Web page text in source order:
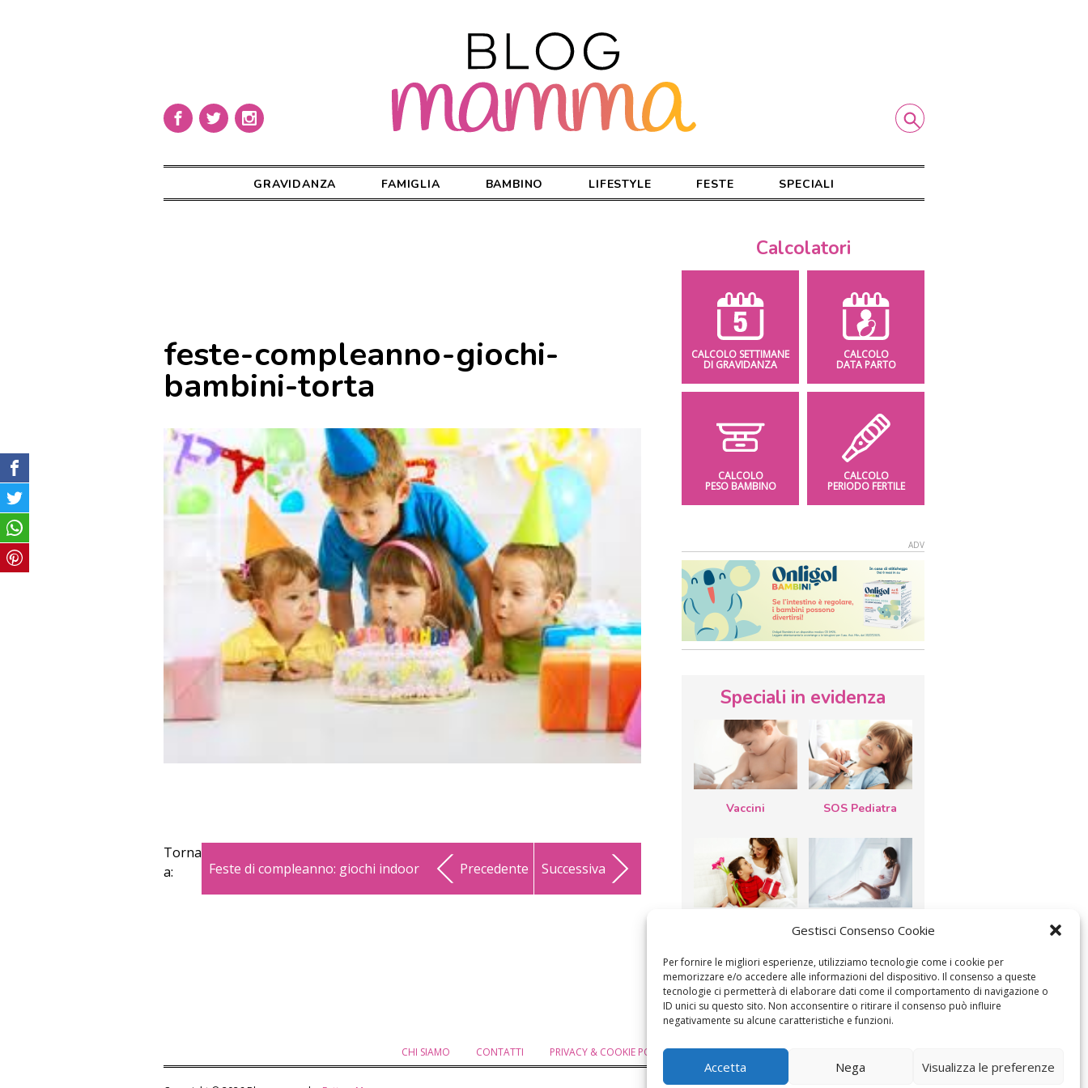
Gestisci Consenso Cookie
Per fornire le migliori esperienze, utilizziamo tecnologie come i cookie per
memorizzare e/o accedere alle informazioni del dispositivo. Il consenso a queste
tecnologie ci permetterà di elaborare dati come il comportamento di navigazione o
ID unici su questo sito. Non acconsentire o ritirare il consenso può influire
negativamente su alcune caratteristiche e funzioni.
Accetta Nega Visualizza le preferenze
GRAVIDANZA FAMIGLIA BAMBINO LIFESTYLE FESTE SPECIALI
feste-compleanno-giochi-
bambini-torta
Torna
a:
Feste di compleanno: giochi indoor Precedente Successiva
Calcolatori
CALCOLO SETTIMANE
DI GRAVIDANZA
CALCOLO
DATA PARTO
CALCOLO
PESO BAMBINO
CALCOLO
PERIODO FERTILE
Speciali in evidenza
Vaccini SOS Pediatra
mamma: lavoretti,
filastrocche
Le settimane di
gravidanza
CHI SIAMO CONTATTI PRIVACY & COOKIE POLICY MODIFICA IL CONSENSO